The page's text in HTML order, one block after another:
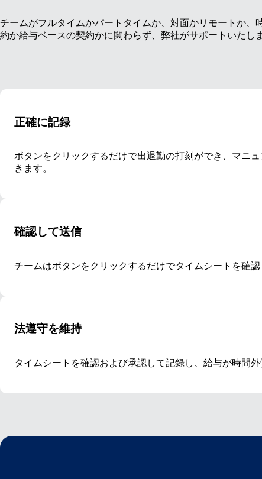
チームがフルタイムかパートタイムか、対面かリモートか、
約か給与ベースの契約かに関わらず、弊社がサポートいたし
正確に記録
ボタンをクリックするだけで出退勤の打刻ができ、マニ
きます。
確認して送信
チームはボタンをクリックするだけでタイムシートを確
法遵守を維持
タイムシートを確認および承認して記録し、給与が時間